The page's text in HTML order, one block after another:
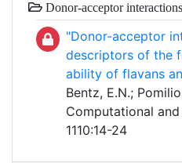
Donor-acceptor interactions
"Donor-acceptor
descriptors of the
ability of flavans
Bentz, E.N.;
Computational
1110:14-24